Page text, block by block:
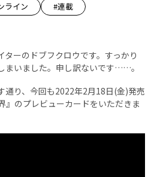
ライン #連載
ーのドブフクロウです。すっかり
まいました。申し訳ないです……。
通り、今回も2022年2月18日(金)発売
』のプレビューカードをいただきま